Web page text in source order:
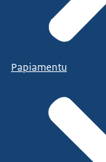
Papiamentu